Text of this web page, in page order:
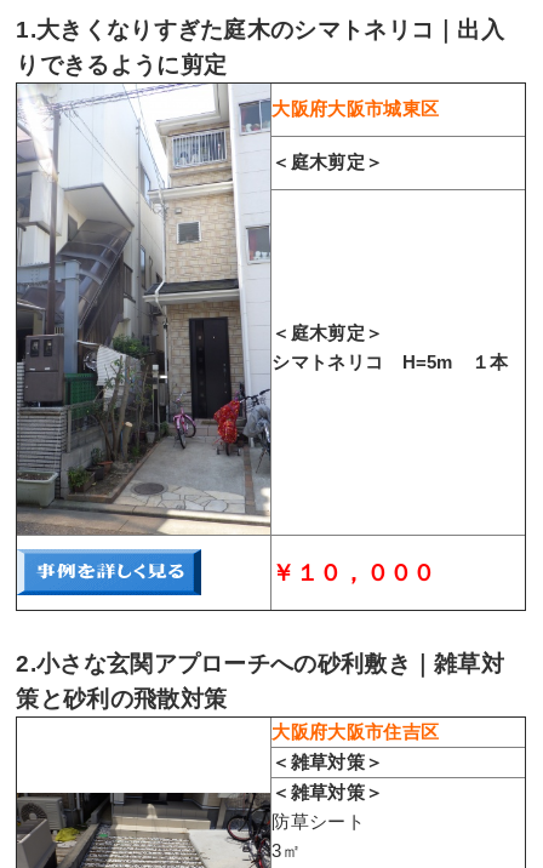
1.大きくなりすぎた庭木のシマトネリコ｜出入
りできるように剪定
大阪府大阪市城東区
＜庭木剪定＞
＜庭木剪定＞
シマトネリコ H=5m １本
￥１０，０００
2.小さな玄関アプローチへの砂利敷き｜雑草対
策と砂利の飛散対策
大阪府大阪市住吉区
＜雑草対策＞
＜雑草対策＞
防草シート
3㎡